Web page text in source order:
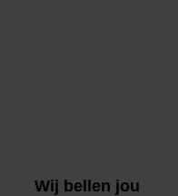
Wij bellen jou